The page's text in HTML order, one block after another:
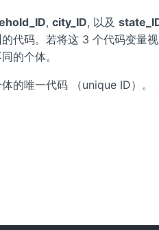
,city_ID, 以及
代码。若将这 3 个代码变量视
的个体。
的唯一代码 （unique ID）。